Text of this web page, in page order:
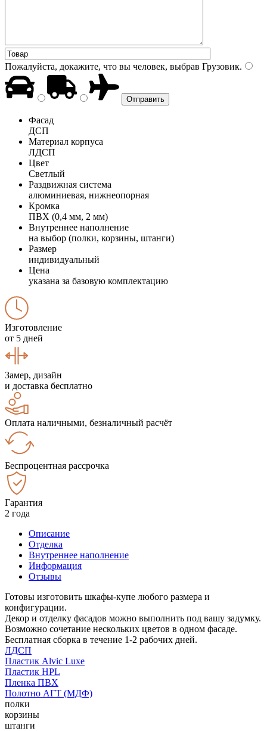
Пожалуйста, докажите, что вы человек, выбрав Грузовик.
Фасад
ДСП
Материал корпуса
ЛДСП
Цвет
Светлый
Раздвижная система
алюминиевая, нижнеопорная
Кромка
ПВХ (0,4 мм, 2 мм)
Внутреннее наполнение
на выбор (полки, корзины, штанги)
Размер
индивидуальный
Цена
указана за базовую комплектацию
Изготовление
от 5 дней
Замер, дизайн
и доставка бесплатно
Оплата наличными, безналичный расчёт
Беспроцентная рассрочка
Гарантия
2 года
Описание
Отделка
Внутреннее наполнение
Информация
Отзывы
Готовы изготовить шкафы-купе любого размера и
конфигурации.
Декор и отделку фасадов можно выполнить под вашу задумку.
Возможно сочетание нескольких цветов в одном фасаде.
Бесплатная сборка в течение 1-2 рабочих дней.
ЛДСП
Пластик Alvic Luxe
Пластик HPL
Пленка ПВХ
Полотно АГТ (МДФ)
полки
корзины
штанги